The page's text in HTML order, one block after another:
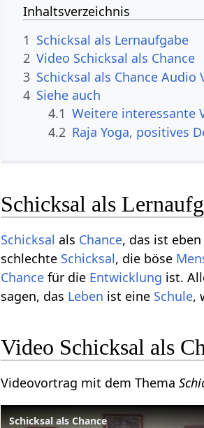
Inhaltsverzeichnis
1 Schicksal als Lernaufgabe
2 Video Schicksal als Chance
3 Schicksal als Chance Audio
4 Siehe auch
4.1 Weitere interessante
4.2 Raja Yoga, positives
Schicksal als
Schicksal als Chance, das ist
schlechte Schicksal, die böse
Chance für die Entwicklung ist.
sagen, das Leben ist eine Schule,
Video Schicksal als
Videovortrag mit dem Thema
Schicksal als Chance